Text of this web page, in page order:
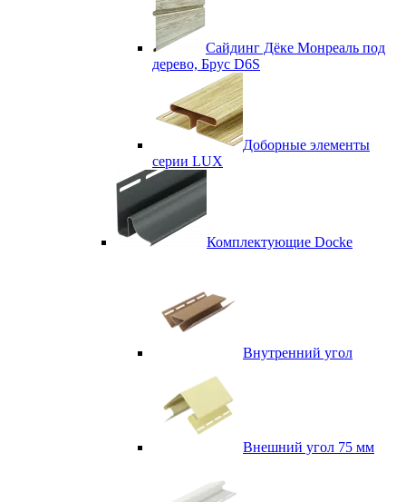
Сайдинг Дёке Монреаль под
дерево, Брус D6S
Доборные элементы
серии LUX
Комплектующие Docke
Внутренний угол
Внешний угол 75 мм